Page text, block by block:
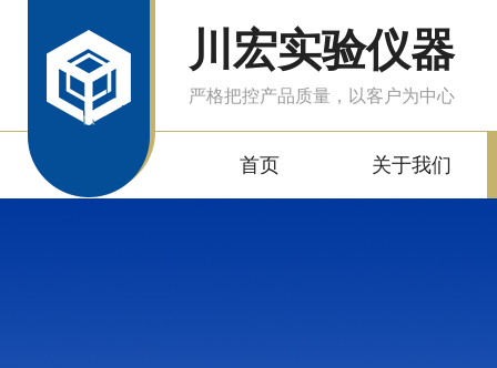
川宏实验仪器
严格把控产品质量，以客户为中心
首页 关于我们